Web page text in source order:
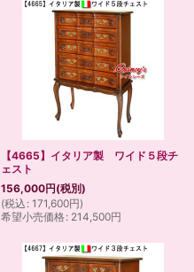
【4665】イタリア製 ワイド５段チ
ェスト
156,000円(税別)
(税込 : 171,600円)
希望小売価格: 214,500円